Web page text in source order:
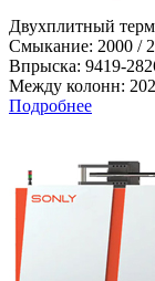
Двухплитный
Cмыкание: 2000 /
Впрыска: 9419-
Между колонн:
Подробнее